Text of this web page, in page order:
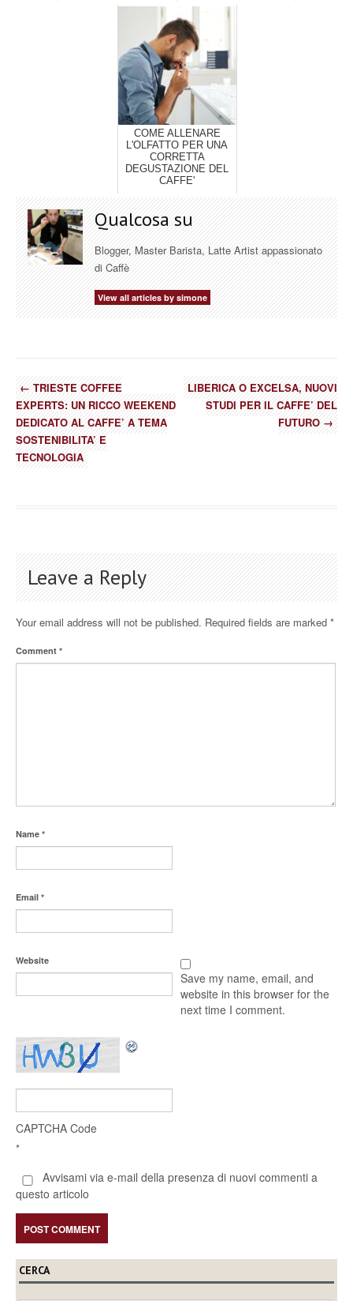
COME ALLENARE
L'OLFATTO PER UNA
CORRETTA
DEGUSTAZIONE DEL
CAFFE'
Qualcosa su
Blogger, Master Barista, Latte Artist appassionato
di Caffè
View all articles by simone
←TRIESTE COFFEE
EXPERTS: UN RICCO WEEKEND
DEDICATO AL CAFFE’ A TEMA
SOSTENIBILITA’ E
TECNOLOGIA
LIBERICA O EXCELSA, NUOVI
STUDI PER IL CAFFE’ DEL
FUTURO→
Leave a Reply
Your email address will not be published. Required fields are marked *
Comment *
Name *
Email *
Website
Save my name, email, and
website in this browser for the
next time I comment.
CAPTCHA Code
*
Avvisami via e-mail della presenza di nuovi commenti a
questo articolo
CERCA